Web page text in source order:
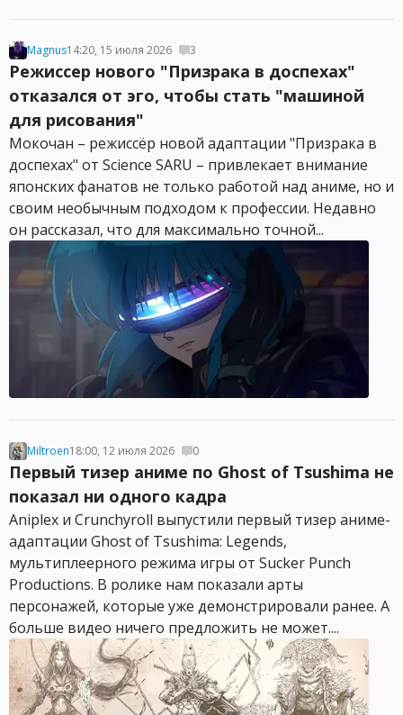
Magnus14:20, 15 июля 2026 3
Режиссер нового "Призрака в доспехах"
отказался от эго, чтобы стать "машиной
для рисования"
Мокочан – режиссёр новой адаптации "Призрака в
доспехах" от Science SARU – привлекает внимание
японских фанатов не только работой над аниме, но и
своим необычным подходом к профессии. Недавно
он рассказал, что для максимально точной...
Miltroen18:00, 12 июля 2026 0
Первый тизер аниме по Ghost of Tsushima не
показал ни одного кадра
Aniplex и Crunchyroll выпустили первый тизер аниме-
адаптации Ghost of Tsushima: Legends,
мультиплеерного режима игры от Sucker Punch
Productions. В ролике нам показали арты
персонажей, которые уже демонстрировали ранее. А
больше видео ничего предложить не может....